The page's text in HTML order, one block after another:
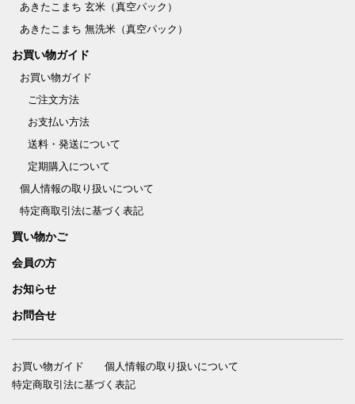
あきたこまち 玄米（真空パック）
あきたこまち 無洗米（真空パック）
お買い物ガイド
お買い物ガイド
ご注文方法
お支払い方法
送料・発送について
定期購入について
個人情報の取り扱いについて
特定商取引法に基づく表記
買い物かご
会員の方
お知らせ
お問合せ
お買い物ガイド
個人情報の取り扱いについて
特定商取引法に基づく表記